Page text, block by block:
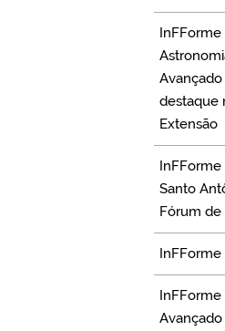
InFForme
destaque
Extensão
InFForme
Santo
Fórum de
InFForme
InFForme
Avançado